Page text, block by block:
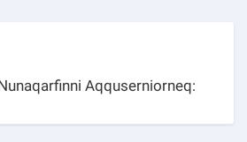
Aqquserniorneq: